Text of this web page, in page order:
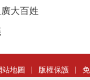
大百姓